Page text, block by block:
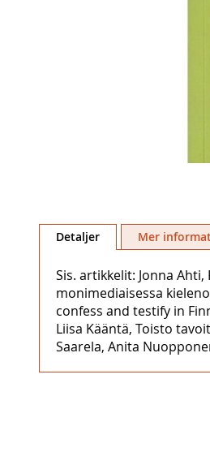
till
bildgalleriet
Detaljer
Sis. artikkelit: Jonna
monimediaisessa
confess and testify in
Liisa Kääntä, Toisto
Saarela, Anita
Mer